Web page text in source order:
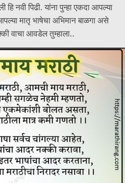
नवी पिढी. यांना पुन्हा एकदा आपल्या
मातृ भाषेचा अभिमान बाळगा असे
वाचा आवडेल तुम्हाला..